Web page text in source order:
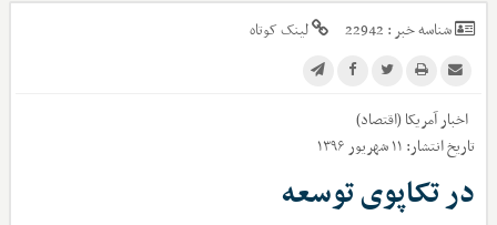
شناسه خبر : 22942 لینک کوتاه
اخبارآمریکا (اقتصاد)
تاریخ انتشار: ۱۱ شهریور ۱۳۹۶
در تکاپوی توسعه